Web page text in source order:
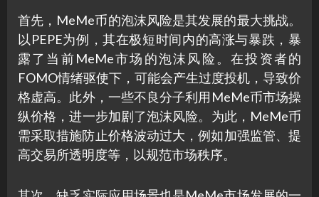
首先，MeMe币的泡沫风险是其发展的最大挑战。
以PEPE为例，其在极短时间内的高涨与暴跌，暴
露了当前MeMe市场的泡沫风险。在投资者的
FOMO情绪驱使下，可能会产生过度投机，导致价
格虚高。此外，一些不良分子利用MeMe币市场操
纵价格，进一步加剧了泡沫风险。为此，MeMe币
需采取措施防止价格波动过大，例如加强监管、提
高交易所透明度等，以规范市场秩序。